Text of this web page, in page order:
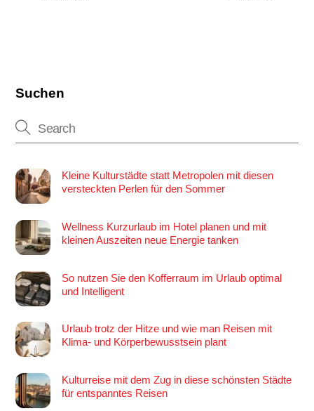
Suchen
Kleine Kulturstädte statt Metropolen mit diesen
versteckten Perlen für den Sommer
Wellness Kurzurlaub im Hotel planen und mit
kleinen Auszeiten neue Energie tanken
So nutzen Sie den Kofferraum im Urlaub optimal
und Intelligent
Urlaub trotz der Hitze und wie man Reisen mit
Klima- und Körperbewusstsein plant
Kulturreise mit dem Zug in diese schönsten Städte
für entspanntes Reisen